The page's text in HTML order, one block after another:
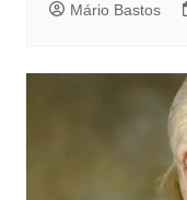
Mário Bastos